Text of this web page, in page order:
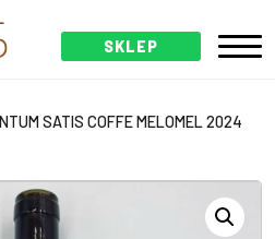
SKLEP
SATIS COFFE MELOMEL 2024